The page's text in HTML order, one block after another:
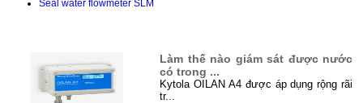
Seal water flowmeter SLM
Làm thế nào giám sát được nước
có trong ...
Kytola OILAN A4 được áp dụng rộng rãi
tr...